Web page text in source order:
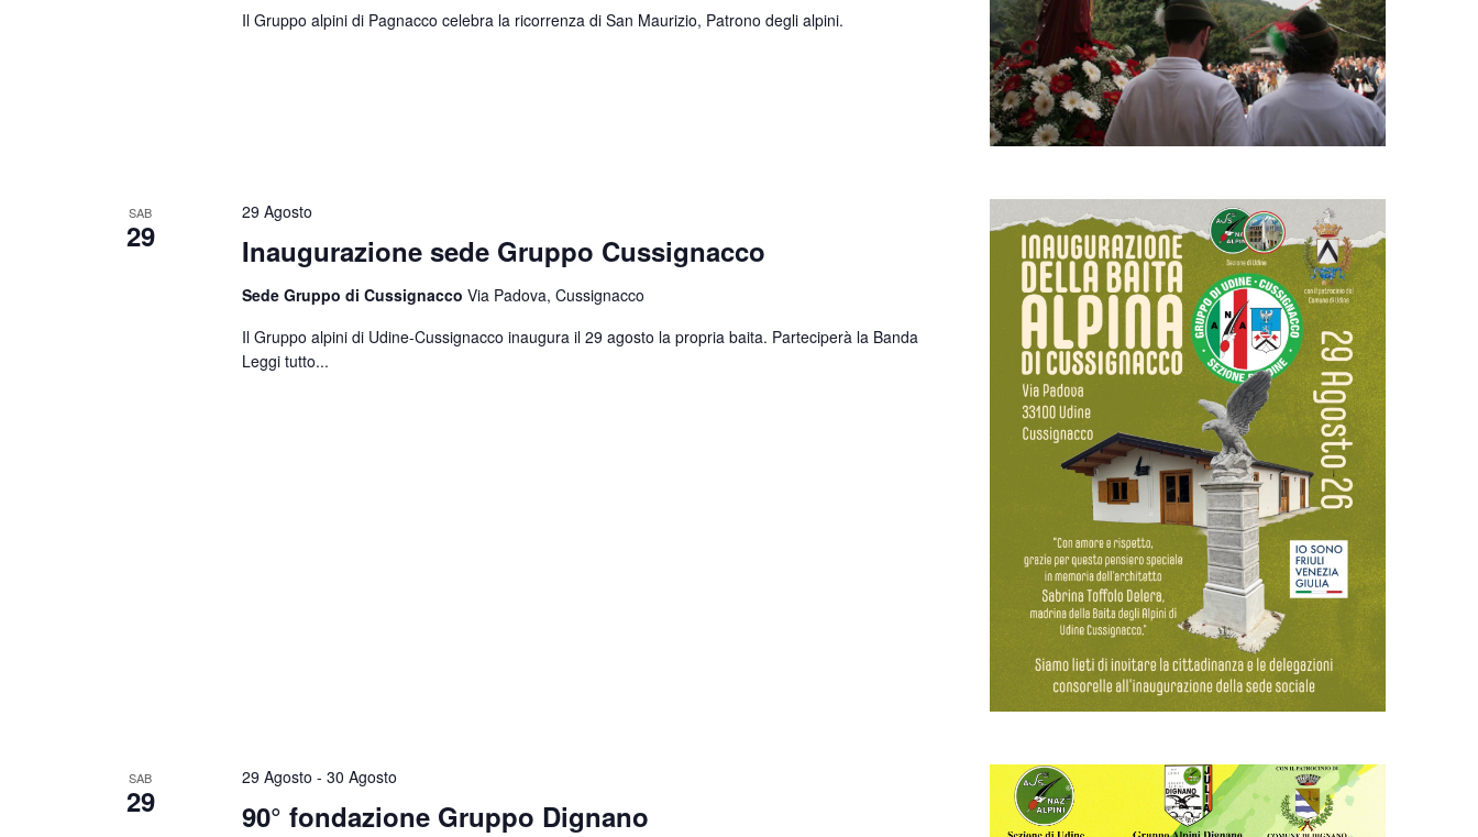
Il Gruppo alpini di Pagnacco celebra la ricorrenza di San Maurizio, Patrono degli alpini.
SAB
29 Inaugurazione sede Gruppo Cussignacco
29 Agosto
Sede Gruppo di Cussignacco Via Padova, Cussignacco
Il Gruppo alpini di Udine-Cussignacco inaugura il 29 agosto la propria baita. Parteciperà la Banda
Leggi tutto...
SAB
29 90° fondazione Gruppo Dignano
29 Agosto - 30 Agosto